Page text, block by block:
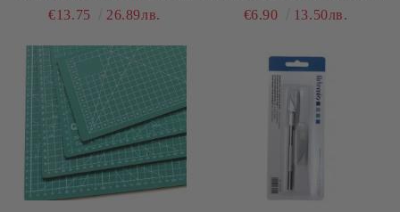
СЕ ПОДЛОЖКА ЗА
€13.75 26.89лв.
СЕ ПОДЛОЖКА ЗА
€6.90 13.50лв.